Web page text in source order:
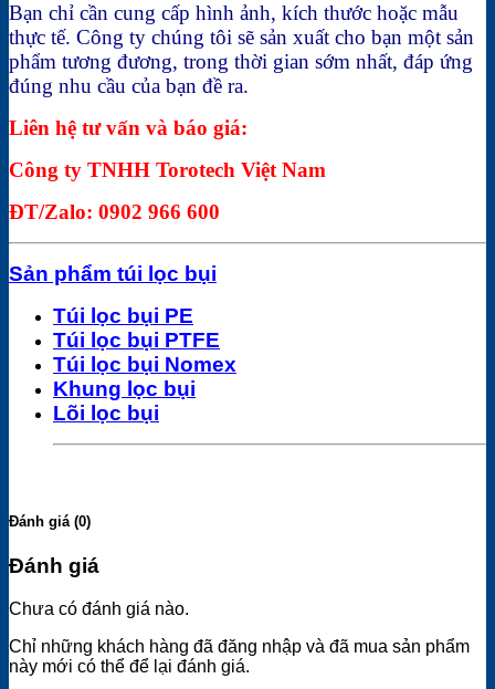
Bạn chỉ cần cung cấp hình ảnh, kích thước hoặc mẫu
thực tế. Công ty chúng tôi sẽ sản xuất cho bạn một sản
phẩm tương đương, trong thời gian sớm nhất, đáp ứng
đúng nhu cầu của bạn đề ra.
Liên hệ tư vấn và báo giá:
Công ty TNHH Torotech Việt Nam
ĐT/Zalo: 0902 966 600
Sản phẩm túi lọc bụi
Túi lọc bụi PE
Túi lọc bụi PTFE
Túi lọc bụi Nomex
Khung lọc bụi
Lõi lọc bụi
Đánh giá (0)
Đánh giá
Chưa có đánh giá nào.
Chỉ những khách hàng đã đăng nhập và đã mua sản phẩm
này mới có thể để lại đánh giá.